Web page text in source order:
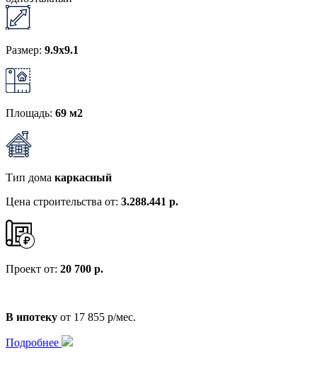
Размер: 9.9х9.1
Площадь: 69 м2
Тип дома каркасный
Цена строительства от: 3.288.441 р.
Проект от: 20 700 р.
В ипотеку от 17 855 р/мес.
Подробнее